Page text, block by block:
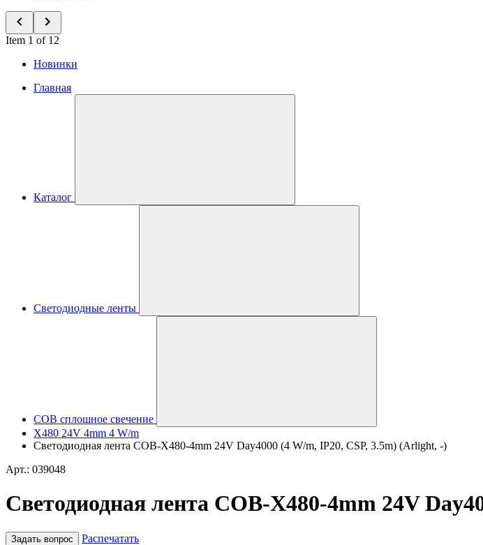
Item 1 of 12
Новинки
Главная
Каталог
Светодиодные ленты
COB сплошное свечение
X480 24V 4mm 4 W/m
Светодиодная лента COB-X480-4mm 24V Day4000 (4 W/m, IP20, CSP, 3.5m) (Arlight, -)
Арт.: 039048
Светодиодная лента COB-X480-4mm 24V
Задать вопрос
Распечатать